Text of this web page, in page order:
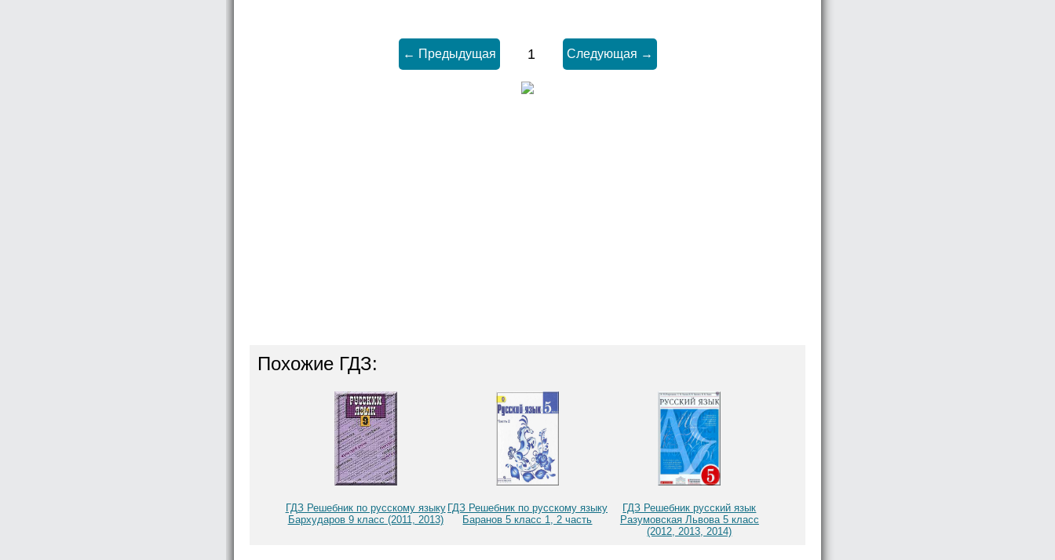
← Предыдущая 1 Следующая →
Похожие ГДЗ:
ГДЗ Решебник по русскому языку
Бархударов 9 класс (2011, 2013)
ГДЗ Решебник по русскому языку
Баранов 5 класс 1, 2 часть
ГДЗ Решебник русский язык
Разумовская Львова 5 класс
(2012, 2013, 2014)